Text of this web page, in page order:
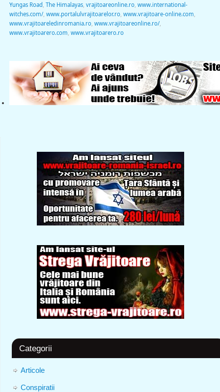
Yungas Road The Himalayas, vrajitoareonline.ro, www.international-
witches.com/, www.portalulvrajitoarelor.ro, www.vrajitoare-online.com
www.vrajitoareledinromania.ro, www.vrajitoareonline.ro/,
www.vrajitoarero.com www.vrajitoarero.ro
Categorii
Articole
Conspiratii